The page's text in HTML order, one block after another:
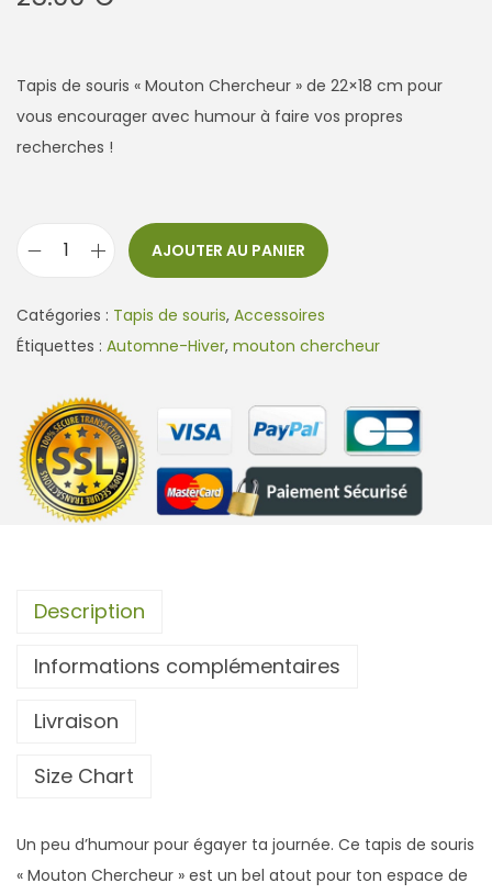
Tapis de souris « Mouton Chercheur » de 22×18 cm pour
vous encourager avec humour à faire vos propres
recherches !
a
n
i
t
é
d
a
i
d
s
u
r
AJOUTER AU PANIER
Catégories : Tapis de souris, Accessoires
Étiquettes : Automne-Hiver, mouton chercheur
Description
Informations complémentaires
Livraison
Size Chart
Un peu d’humour pour égayer ta journée. Ce tapis de souris
« Mouton Chercheur » est un bel atout pour ton espace de